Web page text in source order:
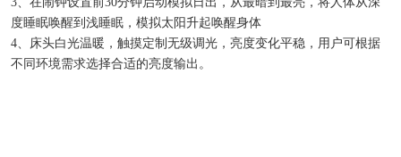
度睡眠唤醒到浅睡眠，模拟太阳升起唤醒身体
4、床头白光温暖，触摸定制无级调光，亮度变化平稳，用户可根据
不同环境需求选择合适的亮度输出。